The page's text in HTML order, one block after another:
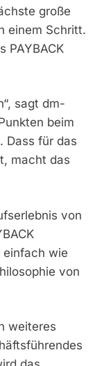
große
einem Schritt.
PAYBACK
sagt dm-
beim
Dass für das
macht das
von
einfach wie
von
weiteres